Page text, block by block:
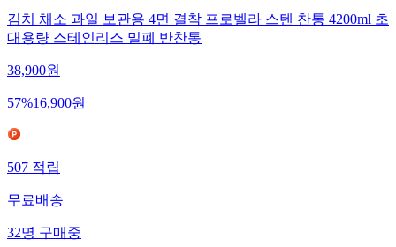
김치 채소 과일 보관용 4면 결착 프로벨라 스텐 찬통 4200ml 초
대용량 스테인리스 밀폐 반찬통
38,900원
57%16,900원
507적립
무료배송
32명구매중